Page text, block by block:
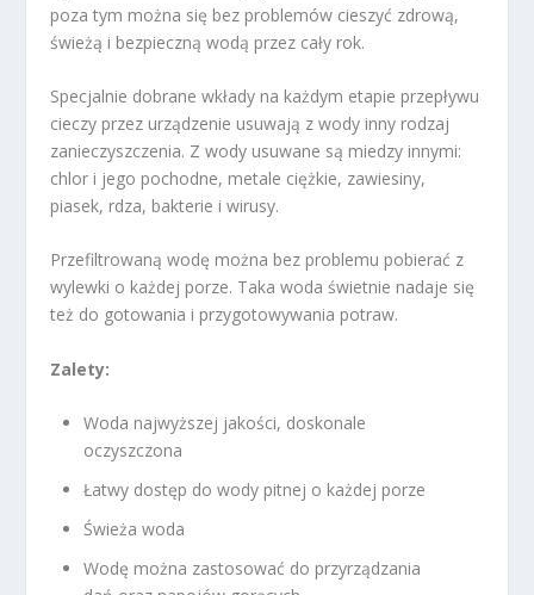
poza tym można się bez problemów cieszyć zdrową,
świeżą i bezpieczną wodą przez cały rok.
Specjalnie dobrane wkłady na każdym etapie przepływu
cieczy przez urządzenie usuwają z wody inny rodzaj
zanieczyszczenia. Z wody usuwane są miedzy innymi:
chlor i jego pochodne, metale ciężkie, zawiesiny,
piasek, rdza, bakterie i wirusy.
Przefiltrowaną wodę można bez problemu pobierać z
wylewki o każdej porze. Taka woda świetnie nadaje się
też do gotowania i przygotowywania potraw.
Zalety:
Woda najwyższej jakości, doskonale
oczyszczona
Łatwy dostęp do wody pitnej o każdej porze
Świeża woda
Wodę można zastosować do przyrządzania